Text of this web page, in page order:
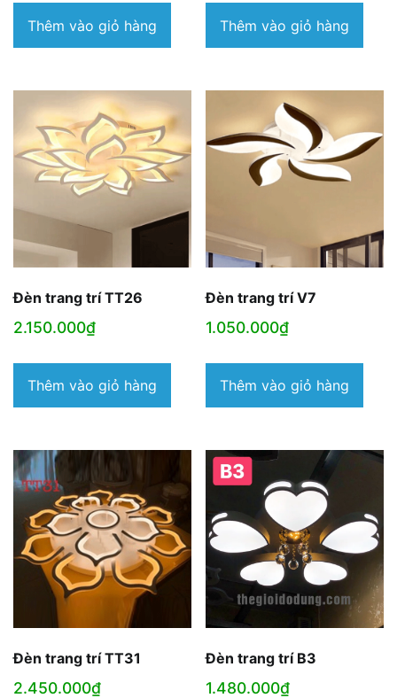
Thêm vào giỏ hàng Thêm vào giỏ hàng
Đèn trang trí TT26
2.150.000₫
Thêm vào giỏ hàng
Đèn trang trí V7
1.050.000₫
Thêm vào giỏ hàng
Đèn trang trí TT31
2.450.000₫
Đèn trang trí B3
1.480.000₫